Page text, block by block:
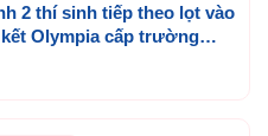
2 thí sinh tiếp theo lọt vào
Olympia cấp trường